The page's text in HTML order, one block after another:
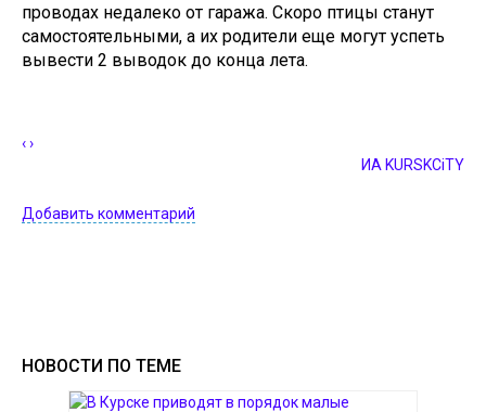
проводах недалеко от гаража. Скоро птицы станут
самостоятельными, а их родители еще могут успеть
вывести 2 выводок до конца лета.
‹›
ИА KURSKCiTY
Добавить комментарий
НОВОСТИ ПО ТЕМЕ